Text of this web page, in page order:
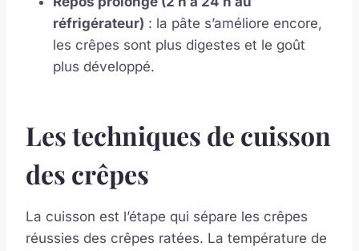
réfrigérateur) : la pâte s’améliore encore,
les crêpes sont plus digestes et le goût
plus développé.
Les techniques de cuisson
des crêpes
La cuisson est l’étape qui sépare les crêpes
réussies des crêpes ratées. La température de